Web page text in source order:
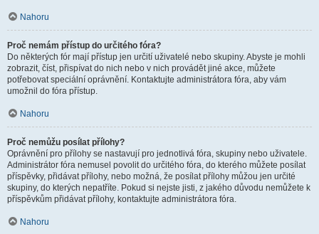
Nahoru
Proč nemám přístup do určitého fóra?
Do některých fór mají přístup jen určití uživatelé nebo skupiny. Abyste je mohli
zobrazit, číst, přispívat do nich nebo v nich provádět jiné akce, můžete
potřebovat speciální oprávnění. Kontaktujte administrátora fóra, aby vám
umožnil do fóra přístup.
Nahoru
Proč nemůžu posílat přílohy?
Oprávnění pro přílohy se nastavují pro jednotlivá fóra, skupiny nebo uživatele.
Administrátor fóra nemusel povolit do určitého fóra, do kterého můžete posílat
příspěvky, přidávat přílohy, nebo možná, že posílat přílohy můžou jen určité
skupiny, do kterých nepatříte. Pokud si nejste jisti, z jakého důvodu nemůžete k
příspěvkům přidávat přílohy, kontaktujte administrátora fóra.
Nahoru